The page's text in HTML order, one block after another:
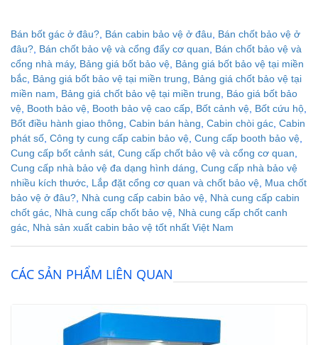
Bán bốt gác ở đâu? Bán cabin bảo vệ ở đâu
Bán chốt bảo vệ ở
đâu? Bán chốt bảo vệ và cổng đẩy cơ quan
Bán chốt bảo vệ và
cổng nhà máy, Bảng giá bốt bảo vệ Bảng giá bốt bảo vệ tại miền
bắc Bảng giá bốt bảo vệ tại miền trung
Bảng giá chốt bảo vệ tại
miền nam
Bảng giá chốt bảo vệ tại miền trung
Báo giá bốt bảo
vệ Booth bảo vệ Booth bảo vệ cao cấp Bốt cảnh vệ Bốt cứu hộ
Bốt điều hành giao thông Cabin bán hàng Cabin chòi gác Cabin
phát số Công ty cung cấp cabin bảo vệ Cung cấp booth bảo vệ
Cung cấp bốt cảnh sát Cung cấp chốt bảo vệ và cổng cơ quan
Cung cấp nhà bảo vệ đa dạng hình dáng Cung cấp nhà bảo vệ
nhiều kích thước Lắp đặt cổng cơ quan và chốt bảo vệ Mua chốt
bảo vệ ở đâu? Nhà cung cấp cabin bảo vệ Nhà cung cấp cabin
chốt gác Nhà cung cấp chốt bảo vệ Nhà cung cấp chốt canh
gác Nhà sản xuất cabin bảo vệ tốt nhất Việt Nam
CÁC SẢN PHẨM LIÊN QUAN